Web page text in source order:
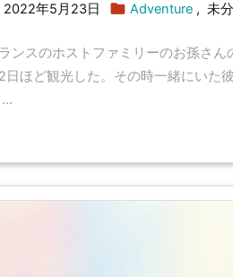
2022年5月23日  Adventure , 未
ンスのホストファミリーのお孫さ
日ほど観光した。その時一緒にいた